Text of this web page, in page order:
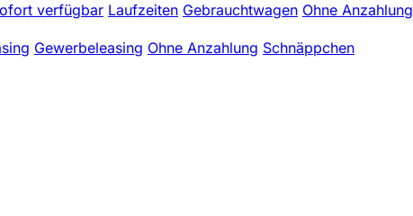
verfügbar Laufzeiten Gebrauchtwagen Ohne Anzahlung
Gewerbeleasing Ohne Anzahlung Schnäppchen